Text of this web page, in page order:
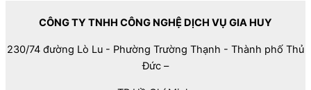
CÔNG TY TNHH CÔNG NGHỆ DỊCH VỤ GIA HUY
230/74 đường Lò Lu - Phường Trường Thạnh - Thành phố Thủ
Đức –